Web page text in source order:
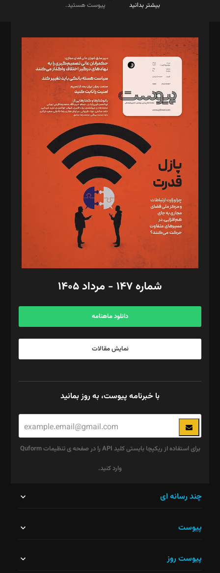
بیشتر بدانید
پیوست هستید.
مدیر مسئول: محمدباقر اثنی‌عشری
سردبیر: مهرک محمودی
دبیر تحریریه: میثم قاسمی
د‌بیر ناداستان: سمانه سمیع
د‌بیر خدمت و تجارت: ابوالفضل رجبی
د‌بیر حقوق فناوری: حسام‌الدین ایپکچی
د‌بیر پیوست جهان: مینا پاکدل
د‌بیر تحریریه آنلاین: بابک نقاش
تحریریه‌: مجتبی محمود‌ی، آرش برهمند، یسنا امان‌پور، سروش کرمیان،
مصطفی مسجدی آرانی، ابوالفضل رجبی، زهرا فکرانه، فائزه فتحی
رستمی،مصطفی باستان
ویرایش: نگار استاد‌‌آقا
طراح یونیفرم: مجید توکلی
فیلمبرداری و عکاسی: امیر شفیعی، مانی لطفی زاده
گرافیک و صفحه‌آرایی: سید‌سبحان‌علی ثابت
مد‌یر توسعه تجاری: کامبیز برید‌
امور مالی: شاپور رهبری، محمد‌ کاظمی‌نیا
آگهی و مشترکین: ۰۹۱۹۹۹۹۰۴۵۴
شماره ۱۴۷ - مرداد ۱۴۰۵
دانلود ماهنامه
نمایش مقالات
با خبرنامه پیوست، به روز بمانید
برای استفاده از ریکپچا بایستی کلید API را در صفحه ی تنظیمات Quform
وارد کنید.
نباید
چند رسانه ای
پیوست
پیوست روز